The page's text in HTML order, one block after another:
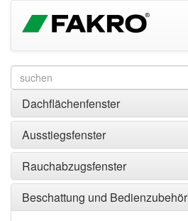
Dachflächenfenster
Ausstiegsfenster
Rauchabzugsfenster
Beschattung und Bedienzubehör